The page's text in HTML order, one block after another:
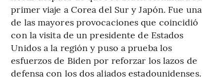
primer viaje a Corea del Sur y Japón. Fue una
de las mayores provocaciones que coincidió
con la visita de un presidente de Estados
Unidos a la región y puso a prueba los
esfuerzos de Biden por reforzar los lazos de
defensa con los dos aliados estadounidenses.